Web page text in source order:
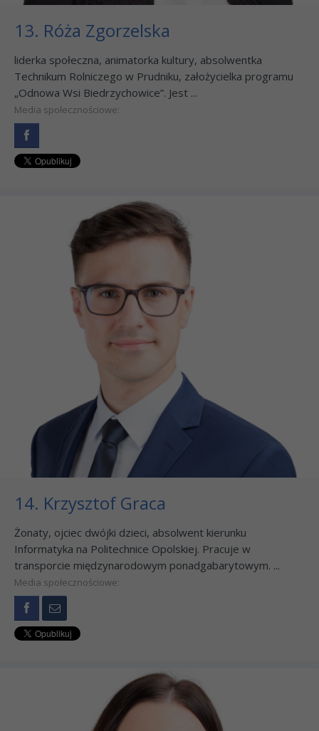
13. Róża Zgorzelska
liderka społeczna, animatorka kultury, absolwentka
Technikum Rolniczego w Prudniku, założycielka programu
„Odnowa Wsi Biedrzychowice”. Jest ...
Media społecznościowe:
14. Krzysztof Graca
Żonaty, ojciec dwójki dzieci, absolwent kierunku
Informatyka na Politechnice Opolskiej. Pracuje w
transporcie międzynarodowym ponadgabarytowym. ...
Media społecznościowe: